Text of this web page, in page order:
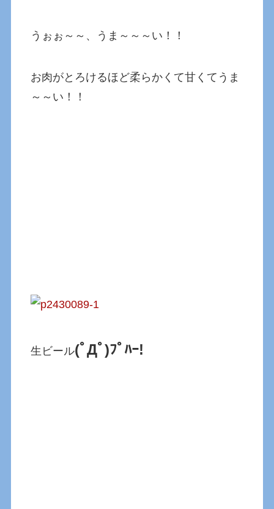
うぉぉ～～、うま～～～い！！
お肉がとろけるほど柔らかくて甘くてうま
～～い！！
生ビール(ﾟДﾟ)ﾌﾟﾊｰ!